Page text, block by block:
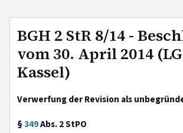
BGH 2 StR 8/14 -
vom 30. April 2014 (LG
Kassel)
Verwerfung der Revision als
§349Abs. 2 StPO